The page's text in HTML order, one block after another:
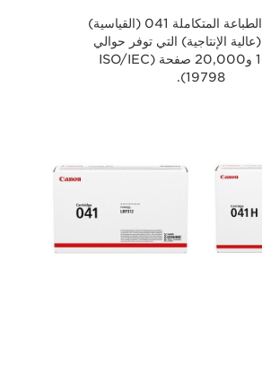
خراطيش الطباعة المتكاملة 041 (القياسية)
و041 H (عالية الإنتاجية) التي توفر حوالي
10,000 و20,000 صفحة (ISO/IEC
19798).